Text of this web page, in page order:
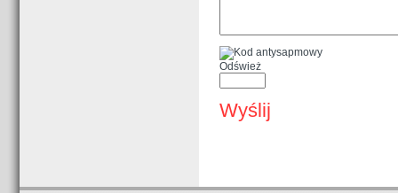
Odśwież
Wyślij